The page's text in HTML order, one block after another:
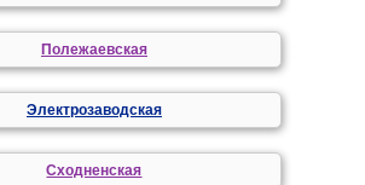
Полежаевская
Электрозаводская
Сходненская